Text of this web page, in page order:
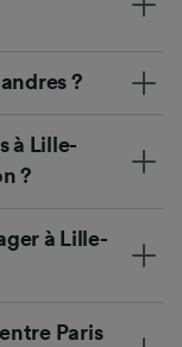
?
à Lille-
?
à Lille-
Paris